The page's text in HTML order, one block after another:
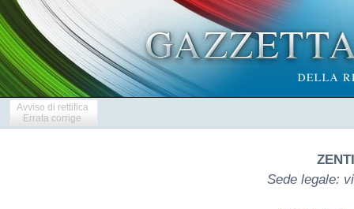
Avviso di rettifica
Errata corrige
Sede legale: